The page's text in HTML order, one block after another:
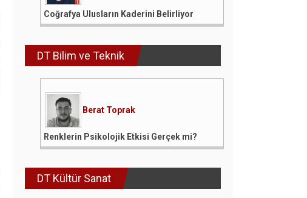
Coğrafya Ulusların Kaderini Belirliyor
DT Bilim ve Teknik
Berat Toprak
Renklerin Psikolojik Etkisi Gerçek mi?
DT Kültür Sanat